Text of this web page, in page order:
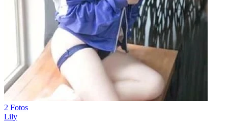
2 Fotos
Lily